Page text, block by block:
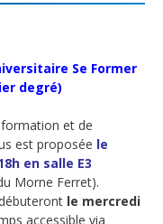
Se Former
degré)
et de
est proposée le
en salle E3
Morne Ferret).
le mercredi
accessible via